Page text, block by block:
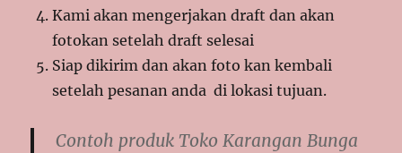
Kami akan mengerjakan draft dan akan
fotokan setelah draft selesai
Siap dikirim dan akan foto kan kembali
setelah pesanan anda di lokasi tujuan.
Contoh produk Toko Karangan Bunga